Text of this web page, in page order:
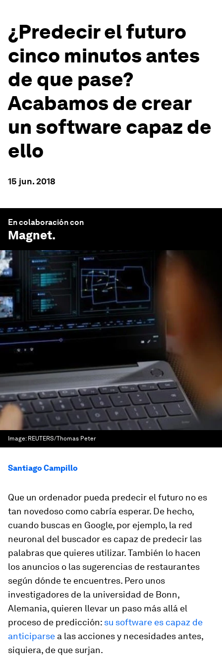
¿Predecir el futuro
cinco minutos antes
de que pase?
Acabamos de crear
un software capaz de
ello
15 jun. 2018
En colaboración con
Magnet.
Image: REUTERS/Thomas Peter
Santiago Campillo
Que un ordenador pueda predecir el futuro no es
tan novedoso como cabría esperar. De hecho,
cuando buscas en Google, por ejemplo, la red
neuronal del buscador es capaz de predecir las
palabras que quieres utilizar. También lo hacen
los anuncios o las sugerencias de restaurantes
según dónde te encuentres. Pero unos
investigadores de la universidad de Bonn,
Alemania, quieren llevar un paso más allá el
proceso de predicción: su software es capaz de
anticiparse a las acciones y necesidades antes,
siquiera, de que surjan.